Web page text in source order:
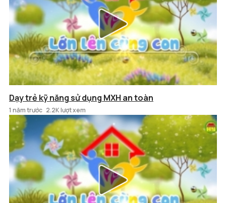
Dạy trẻ kỹ năng sử dụng MXH an toàn
1 năm trước 2.2K lượt xem